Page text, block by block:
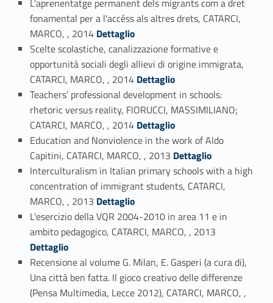
fonamental per a l'accéss als altres drets, CATARCI,
MARCO, , 2014 Link identifier #identifier_person_8995-31
Dettaglio
Scelte scolastiche, canalizzazione formative e
opportunità sociali degli allievi di origine immigrata,
CATARCI, MARCO, , 2014 Link identifier #identifier_person_88392-32
Dettaglio
Teachers’ professional development in schools:
rhetoric versus reality, FIORUCCI, MASSIMILIANO;
CATARCI, MARCO, , 2014 Link identifier #identifier_person_72248-33
Dettaglio
Education and Nonviolence in the work of Aldo
Capitini, CATARCI, MARCO, , 2013 Link identifier #identifier_person_73853-34
Dettaglio
Interculturalism in Italian primary schools with a high
concentration of immigrant students, CATARCI,
MARCO, , 2013 Link identifier #identifier_person_184841-35
Dettaglio
L'esercizio della VQR 2004-2010 in area 11 e in
ambito pedagogico, CATARCI, MARCO, , 2013
Dettaglio
Recensione al volume G. Milan, E. Gasperi (a cura di),
Una città ben fatta. Il gioco creativo delle differenze
(Pensa Multimedia, Lecce 2012), CATARCI, MARCO, ,